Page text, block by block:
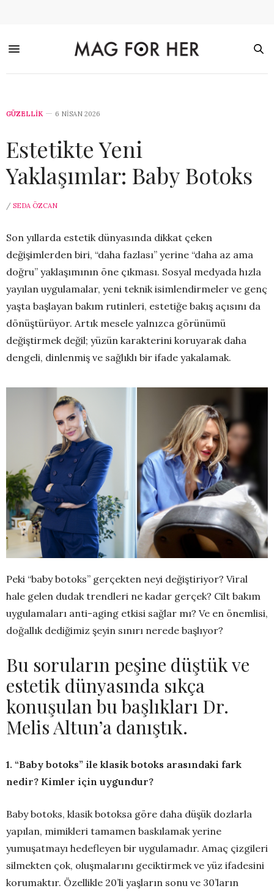
GÜZELLİK 6 NISAN 2026
Estetikte Yeni
Yaklaşımlar: Baby Botoks
/ SEDA ÖZCAN
Son yıllarda estetik dünyasında dikkat çeken
değişimlerden biri, “daha fazlası” yerine “daha az ama
doğru” yaklaşımının öne çıkması. Sosyal medyada hızla
yayılan uygulamalar, yeni teknik isimlendirmeler ve genç
yaşta başlayan bakım rutinleri, estetiğe bakış açısını da
dönüştürüyor. Artık mesele yalnızca görünümü
değiştirmek değil; yüzün karakterini koruyarak daha
dengeli, dinlenmiş ve sağlıklı bir ifade yakalamak.
Peki “baby botoks” gerçekten neyi değiştiriyor? Viral
hale gelen dudak trendleri ne kadar gerçek? Cilt bakım
uygulamaları anti-aging etkisi sağlar mı? Ve en önemlisi,
doğallık dediğimiz şeyin sınırı nerede başlıyor?
Bu soruların peşine düştük ve
estetik dünyasında sıkça
konuşulan bu başlıkları Dr.
Melis Altun’a danıştık.
1. “Baby botoks” ile klasik botoks arasındaki fark
nedir? Kimler için uygundur?
Baby botoks, klasik botoksa göre daha düşük dozlarla
yapılan, mimikleri tamamen baskılamak yerine
yumuşatmayı hedefleyen bir uygulamadır. Amaç çizgileri
silmekten çok, oluşmalarını geciktirmek ve yüz ifadesini
korumaktır. Özellikle 20’li yaşların sonu ve 30’ların